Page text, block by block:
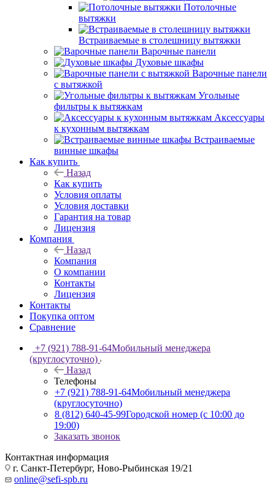
Потолочные
вытяжки
Встраиваемые в столешницу вытяжки
Варочные панели
Духовые шкафы
Варочные панели
с вытяжкой
Угольные
фильтры к вытяжкам
Аксессуары
к кухонным вытяжкам
Встраиваемые
винные шкафы
Как купить
Назад
Как купить
Условия оплаты
Условия доставки
Гарантия на товар
Лицензия
Компания
Назад
Компания
О компании
Контакты
Лицензия
Контакты
Покупка оптом
Сравнение
+7 (921) 788-91-64Мобильный менеджера
(круглосуточно)
Назад
Телефоны
+7 (921) 788-91-64Мобильный менеджера
(круглосуточно)
8 (812) 640-45-99Городской номер (с 10:00 до
19:00)
Заказать звонок
Контактная информация
г. Санкт-Петербург, Ново-Рыбинская 19/21
online@sefi-spb.ru